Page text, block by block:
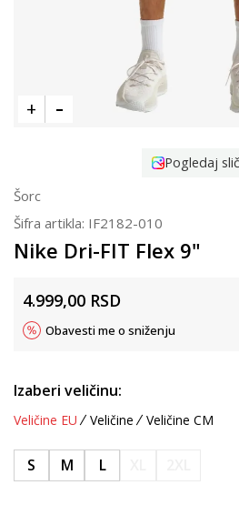
Pogledaj
Šorc
Šifra artikla: IF2182-010
Nike Dri-FIT Flex 9"
4.999,00 RSD
Obavesti me o sniženju
Izaberi veličinu:
Veličine EU Veličine Veličine CM
S M L